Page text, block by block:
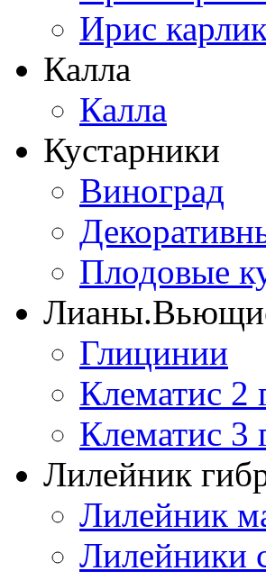
Ирис
Калла
Калла
Кустарники
Виноград
Плодовые
Глицинии
Клематис 2
Клематис 3
Лилейник
Лилейник
Лилейники